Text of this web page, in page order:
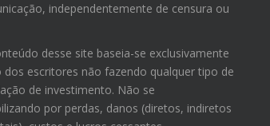
independentemente de censura ou
desse site baseia-se exclusivamente
dos escritores não fazendo qualquer tipo de
de investimento. Não se
por perdas, danos (diretos, indiretos